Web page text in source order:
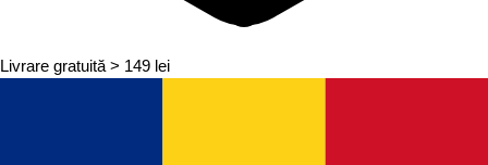
Livrare gratuită > 149 lei